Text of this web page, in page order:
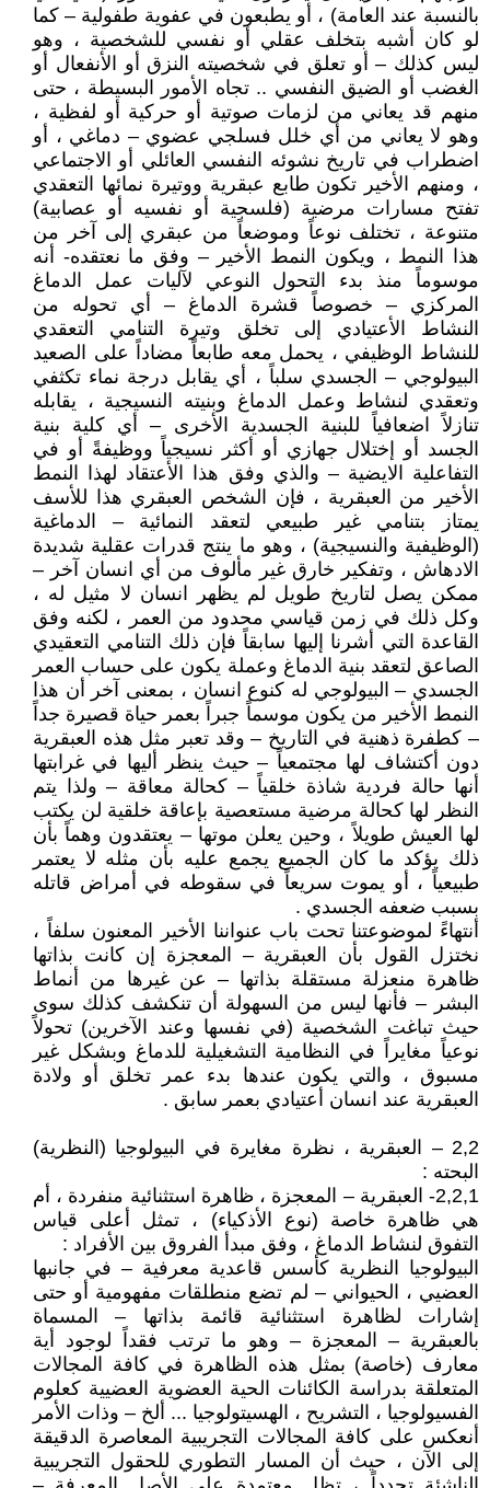
بالنسبة عند العامة) ، أو يطبعون في عفوية طفولية – كما
لو كان أشبه بتخلف عقلي أو نفسي للشخصية ، وهو
ليس كذلك – أو تعلق في شخصيته النزق أو الأنفعال أو
الغضب أو الضيق النفسي .. تجاه الأمور البسيطة ، حتى
منهم قد يعاني من لزمات صوتية أو حركية أو لفظية ،
وهو لا يعاني من أي خلل فسلجي عضوي – دماغي ، أو
اضطراب في تاريخ نشوئه النفسي العائلي أو الاجتماعي
، ومنهم الأخير تكون طابع عبقرية ووتيرة نمائها التعقدي
تفتح مسارات مرضية (فلسجية أو نفسيه أو عصابية)
متنوعة ، تختلف نوعاً وموضعاً من عبقري إلى آخر من
هذا النمط ، ويكون النمط الأخير – وفق ما نعتقده- أنه
موسوماً منذ بدء التحول النوعي لآليات عمل الدماغ
المركزي – خصوصاً قشرة الدماغ – أي تحوله من
النشاط الأعتيادي إلى تخلق وتيرة التنامي التعقدي
للنشاط الوظيفي ، يحمل معه طابعاً مضاداً على الصعيد
البيولوجي – الجسدي سلباً ، أي يقابل درجة نماء تكثفي
وتعقدي لنشاط وعمل الدماغ وبنيته النسيجية ، يقابله
تنازلاً اضعافياً للبنية الجسدية الأخرى – أي كلية بنية
الجسد أو إختلال جهازي أو أكثر نسيجياً ووظيفةً أو في
التفاعلية الايضية – والذي وفق هذا الأعتقاد لهذا النمط
الأخير من العبقرية ، فإن الشخص العبقري هذا للأسف
يمتاز بتنامي غير طبيعي لتعقد النمائية – الدماغية
(الوظيفية والنسيجية) ، وهو ما ينتج قدرات عقلية شديدة
الادهاش ، وتفكير خارق غير مألوف من أي انسان آخر –
ممكن يصل لتاريخ طويل لم يظهر انسان لا مثيل له ،
وكل ذلك في زمن قياسي محدود من العمر ، لكنه وفق
القاعدة التي أشرنا إليها سابقاً فإن ذلك التنامي التعقيدي
الصاعق لتعقد بنية الدماغ وعملة يكون على حساب العمر
الجسدي – البيولوجي له كنوع انسان ، بمعنى آخر أن هذا
النمط الأخير من يكون موسماً جبراً بعمر حياة قصيرة جداً
– كطفرة ذهنية في التاريخ – وقد تعبر مثل هذه العبقرية
دون أكتشاف لها مجتمعياً – حيث ينظر أليها في غرابتها
أنها حالة فردية شاذة خلقياً – كحالة معاقة – ولذا يتم
النظر لها كحالة مرضية مستعصية بإعاقة خلقية لن يكتب
لها العيش طويلاً ، وحين يعلن موتها – يعتقدون وهماً بأن
ذلك يؤكد ما كان الجميع يجمع عليه بأن مثله لا يعتمر
طبيعياً ، أو يموت سريعاً في سقوطه في أمراض قاتله
بسبب ضعفه الجسدي .
أنتهاءً لموضوعتنا تحت باب عنواننا الأخير المعنون سلفاً ،
نختزل القول بأن العبقرية – المعجزة إن كانت بذاتها
ظاهرة منعزلة مستقلة بذاتها – عن غيرها من أنماط
البشر – فأنها ليس من السهولة أن تنكشف كذلك سوى
حيث تباغت الشخصية (في نفسها وعند الآخرين) تحولاً
نوعياً مغايراً في النظامية التشغيلية للدماغ وبشكل غير
مسبوق ، والتي يكون عندها بدء عمر تخلق أو ولادة
العبقرية عند انسان أعتيادي بعمر سابق .
2,2 – العبقرية ، نظرة مغايرة في البيولوجيا (النظرية)
البحته :
2,2,1- العبقرية – المعجزة ، ظاهرة استثنائية منفردة ، أم
هي ظاهرة خاصة (نوع الأذكياء) ، تمثل أعلى قياس
التفوق لنشاط الدماغ ، وفق مبدأ الفروق بين الأفراد :
البيولوجيا النظرية كأسس قاعدية معرفية – في جانبها
العضيي ، الحيواني – لم تضع منطلقات مفهومية أو حتى
إشارات لظاهرة استثنائية قائمة بذاتها – المسماة
بالعبقرية – المعجزة – وهو ما ترتب فقداً لوجود أية
معارف (خاصة) بمثل هذه الظاهرة في كافة المجالات
المتعلقة بدراسة الكائنات الحية العضوية العضيية كعلوم
الفسيولوجيا ، التشريح ، الهسيتولوجيا ... ألخ – وذات الأمر
أنعكس على كافة المجالات التجريبية المعاصرة الدقيقة
إلى الآن ، حيث أن المسار التطوري للحقول التجريبية